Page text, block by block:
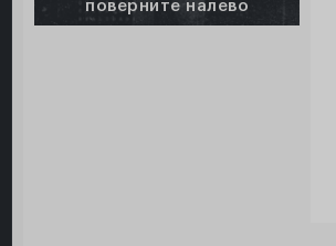
поверните налево